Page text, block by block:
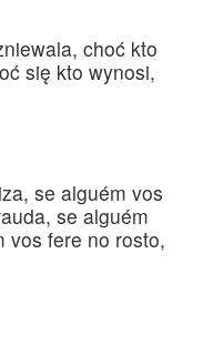
choć kto
się kto wynosi,
se alguém vos
se alguém
vos fere no rosto,